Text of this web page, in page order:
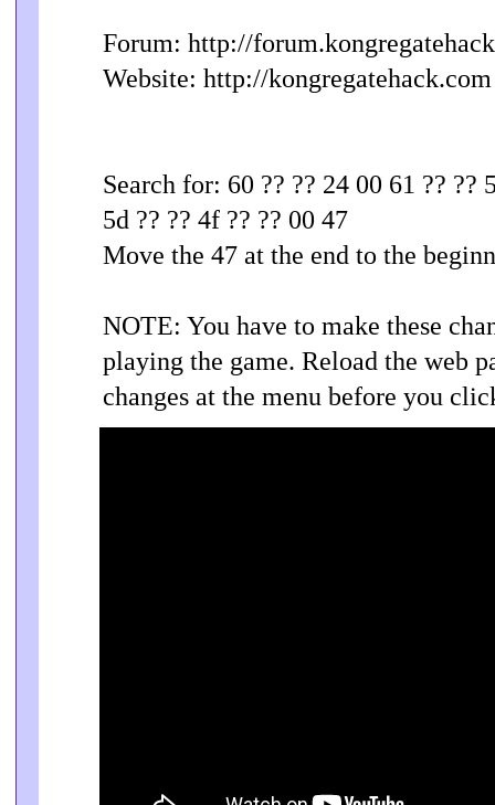
Forum: http://
Website: http://kongregatehack.com
Search for: 60 ?? ?? 24 00 61 ?? ??
5d ?? ?? 4f ?? ?? 00 47
Move the 47 at the end to the
NOTE: You have to make these
playing the game. Reload the web
changes at the menu before you